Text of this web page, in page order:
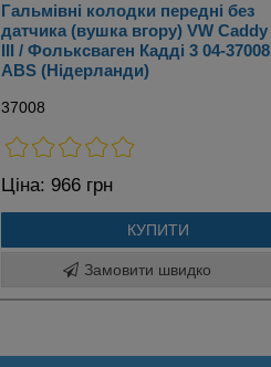
Гальмівні колодки передні без
датчика (вушка вгору) VW Caddy
III / Фольксваген Кадді 3 04-37008
ABS (Нідерланди)
37008
Ціна: 966 грн
КУПИТИ
Замовити швидко